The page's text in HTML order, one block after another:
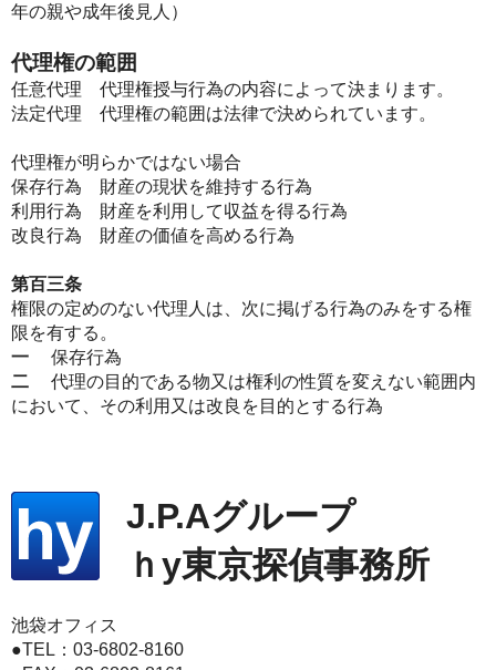
年の親や成年後見人）
代理権の範囲
任意代理 代理権授与行為の内容によって決まります。
法定代理 代理権の範囲は法律で決められています。
代理権が明らかではない場合
保存行為 財産の現状を維持する行為
利用行為 財産を利用して収益を得る行為
改良行為 財産の価値を高める行為
第百三条
権限の定めのない代理人は、次に掲げる行為のみをする権
限を有する。
一
保存行為
二
代理の目的である物又は権利の性質を変えない範囲内
において、その利用又は改良を目的とする行為
J.P.Aグループ
ｈy東京探偵事務所
池袋オフィス
●TEL： 03-6802-8160